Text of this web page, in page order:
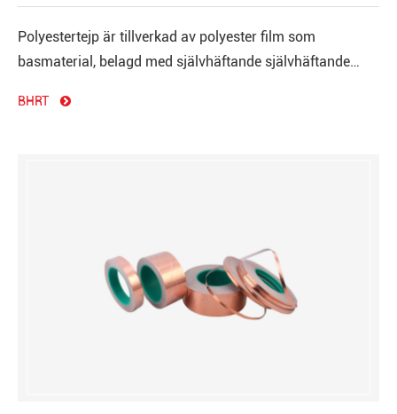
Polyestertejp är tillverkad av polyester film som
basmaterial, belagd med självhäftande självhäftande
akrylflamskyddsmedel.
BHRT
Koppar band med Konduktiv häftning
Koppar band med icke-ledande stift